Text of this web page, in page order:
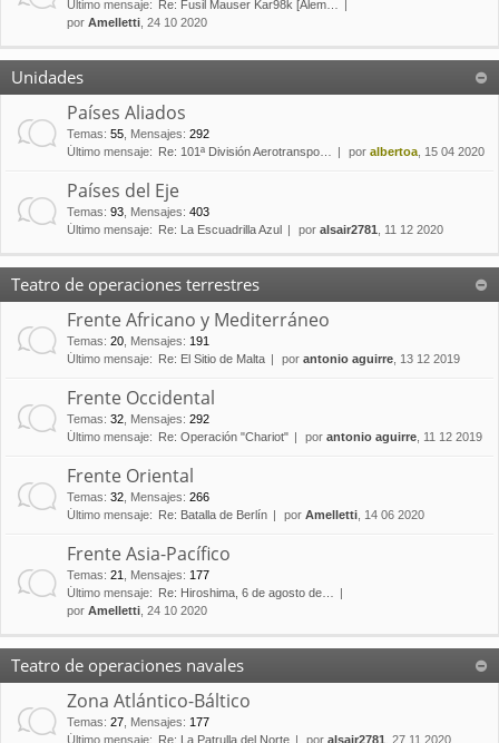
Último mensaje:
Re: Fusil Mauser Kar98k [Alem…
por Amelletti , 24 10 2020
Unidades
Países Aliados
Temas: 55 Mensajes: 292
Último mensaje:
Re: 101ª División Aerotranspo… por albertoa , 15 04 2020
Países del Eje
Temas: 93 Mensajes: 403
Último mensaje:
Re: La Escuadrilla Azul por alsair2781 , 11 12 2020
Teatro de operaciones terrestres
Frente Africano y Mediterráneo
Temas: 20 Mensajes: 191
Último mensaje:
Re: El Sitio de Malta por antonio aguirre , 13 12 2019
Frente Occidental
Temas: 32 Mensajes: 292
Último mensaje:
Re: Operación "Chariot" por antonio aguirre , 11 12 2019
Frente Oriental
Temas: 32 Mensajes: 266
Último mensaje:
Re: Batalla de Berlín por Amelletti , 14 06 2020
Frente Asia-Pacífico
Temas: 21 Mensajes: 177
Último mensaje:
Re: Hiroshima, 6 de agosto de…
por Amelletti , 24 10 2020
Teatro de operaciones navales
Zona Atlántico-Báltico
Temas: 27 Mensajes: 177
Último mensaje:
Re: La Patrulla del Norte por alsair2781 , 27 11 2020